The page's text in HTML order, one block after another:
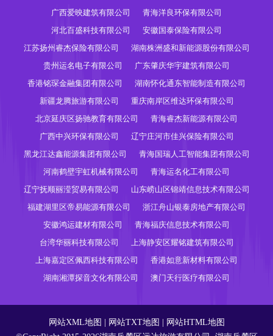
广西爱映建筑有限公司
青海洋良环保有限公司
河北百盛科技有限公司
安徽国泰保险有限公司
江苏扬州睿杰保险有限公司
湖南株洲盛和新能源股份有限公司
贵州运名电子有限公司
广东肇庆华宇建筑有限公司
香港铭琛金融集团有限公司
湖南怀化通东智能制造有限公司
新疆龙腾旅游有限公司
重庆南岸区维达环保有限公司
北京延庆区扬驰教育有限公司
青海睿杰新能源有限公司
广西中兴环保有限公司
辽宁庄河市佳兴保险有限公司
黑龙江达鑫能源集团有限公司
青海国瑞人工智能集团有限公司
河南鹤壁宇虹机械有限公司
青海运名化工有限公司
辽宁抚顺丽滢贸易有限公司
山东崂山区锦靖信息技术有限公司
福建湖里区帝易能源有限公司
浙江舟山银泰房地产有限公司
安徽鸿运建材有限公司
青海福庆信息技术有限公司
台湾华丽科技有限公司
上海静安区耀铭建筑有限公司
上海嘉定区佩西科技有限公司
香港如意新材料有限公司
湖南湘潭探音文化有限公司
澳门天行医疗有限公司
网站XML地图 网站TXT地图
网站HTML地图